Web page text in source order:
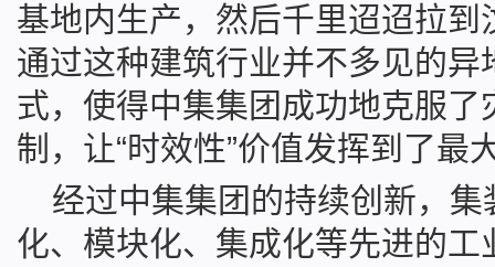
基地内生产，然后千里迢迢拉
通过这种建筑行业并不多见的
式，使得中集集团成功地克服
制，让“时效性”价值发挥到了最
经过中集集团的持续创新，
化、模块化、集成化等先进的